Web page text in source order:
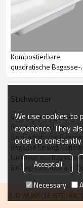
Kompostierbare
quadratische Bagasse-
MIT FÜNF FÄCHERN
Stichwörter
Großhandel Bagasse
Bagasse-Lunchbox
8in quadratische
Bagasse Einweg-
Lunchbox aus
Einweg-Lunchbox aus
ZUR WUNSCHLISTE
We use cookies to
experience. They
order to
Accept all
Necessary